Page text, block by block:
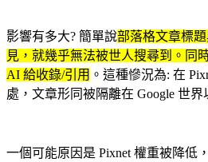
影響有多大? 簡單說部落格文章標
見，就幾乎無法被世人搜尋到。同
AI 給收錄/引用 。這種慘況為: 在
處，文章形同被隔離在 Google 世界
一個可能原因是 Pixnet 權重被降低